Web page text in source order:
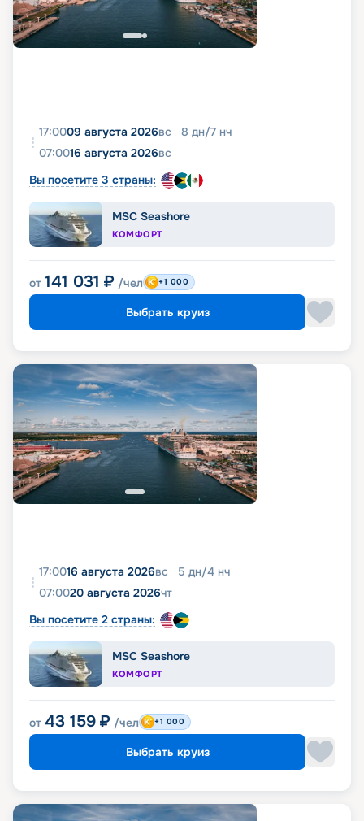
17:0009 августа 2026вс 8 дн/7 нч
07:0016 августа 2026вс
Вы посетите 3 страны:
MSC Seashore
КОМФОРТ
от 141 031 ₽ /чел +1 000
Выбрать круиз
17:0016 августа 2026вс 5 дн/4 нч
07:0020 августа 2026чт
Вы посетите 2 страны:
MSC Seashore
КОМФОРТ
от 43 159 ₽ /чел +1 000
Выбрать круиз